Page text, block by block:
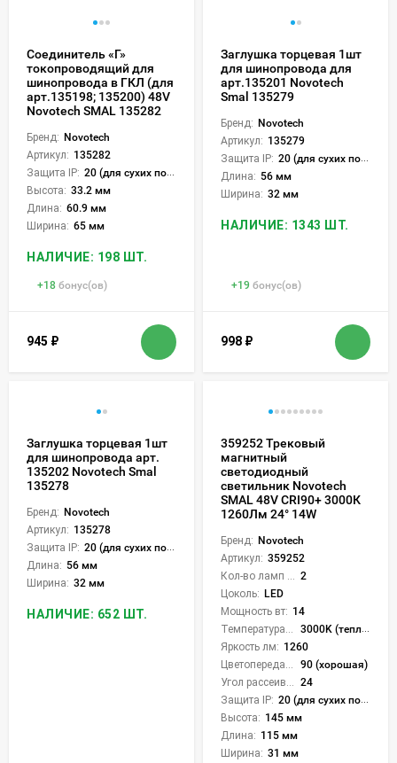
Соединитель «Г»
токопроводящий для
шинопровода в ГКЛ (для
арт.135198; 135200) 48V
Novotech SMAL 135282
Бренд: Novotech
Артикул: 135282
Защита IP: 20 (для сухих пом.)
Высота: 33.2 мм
Длина: 60.9 мм
Ширина: 65 мм
НАЛИЧИЕ: 198 ШТ.
+18 бонус(ов)
945 ₽
Заглушка торцевая 1шт
для шинопровода для
арт.135201 Novotech
Smal 135279
Бренд: Novotech
Артикул: 135279
Защита IP: 20 (для сухих пом.)
Длина: 56 мм
Ширина: 32 мм
НАЛИЧИЕ: 1343 ШТ.
+19 бонус(ов)
998 ₽
Заглушка торцевая 1шт
для шинопровода арт.
135202 Novotech Smal
135278
Бренд: Novotech
Артикул: 135278
Защита IP: 20 (для сухих пом.)
Длина: 56 мм
Ширина: 32 мм
НАЛИЧИЕ: 652 ШТ.
359252 Трековый
магнитный
светодиодный
светильник Novotech
SMAL 48V CRI90+ 3000К
1260Лм 24° 14W
Бренд: Novotech
Артикул: 359252
2
Цоколь: LED
Мощность вт: 14
3000K (теплый)
Яркость лм: 1260
90 (хорошая)
24
Защита IP: 20 (для сухих пом.)
Высота: 145 мм
Длина: 115 мм
Ширина: 31 мм